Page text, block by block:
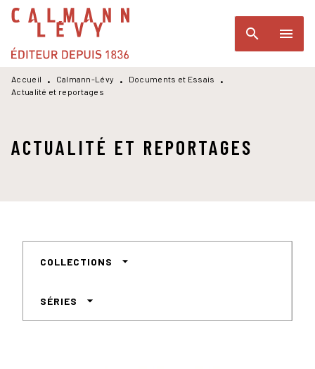
MENU RECHERCHE
PIED DE PAGE
search menu
Accueil • Calmann-Lévy • Documents et Essais
•
Actualité et reportages
ACTUALITÉ ET REPORTAGES
COLLECTIONS arrow_drop_down
SÉRIES arrow_drop_down